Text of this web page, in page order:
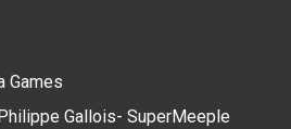
Games
Gallois- SuperMeeple